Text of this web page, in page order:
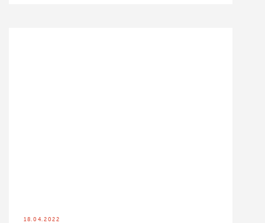
18.04.2022